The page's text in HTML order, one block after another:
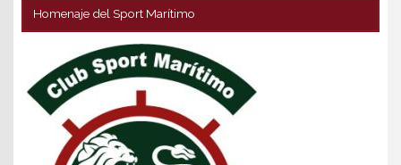
Homenaje del Sport Marítimo